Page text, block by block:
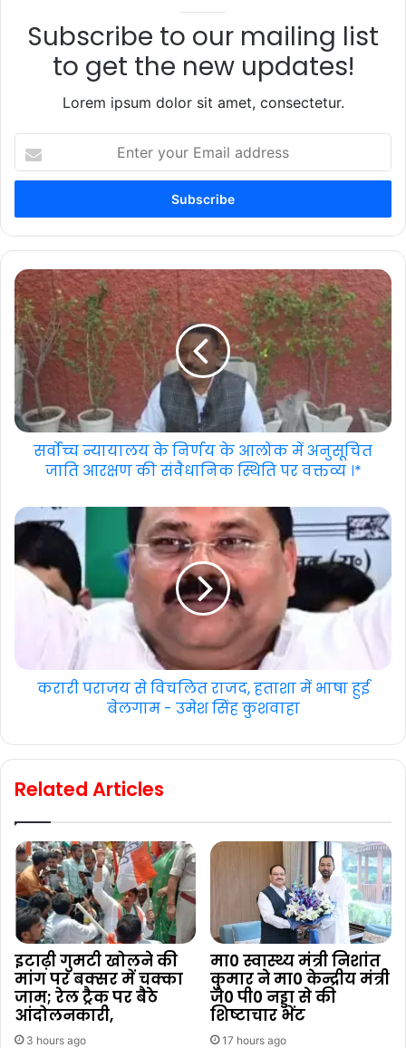
Subscribe to our mailing list
to get the new updates!
Lorem ipsum dolor sit amet, consectetur.
your
Email
सर्वोच्च न्यायालय के निर्णय के आलोक में अनुसूचित
जाति आरक्षण की संवैधानिक स्थिति पर वक्तव्य ।*
करारी पराजय से विचलित राजद, हताशा में भाषा हुई
बेलगाम - उमेश सिंह कुशवाहा
Related Articles
इटाढ़ी गुमटी खोलने की
मांग पर बक्सर में चक्का
जाम; रेल ट्रैक पर बैठे
आंदोलनकारी,
3 hours ago
मा0 स्वास्थ्य मंत्री निशांत
कुमार ने मा0 केन्द्रीय मंत्री
जे0 पी0 नड्डा से की
शिष्टाचार भेंट
17 hours ago